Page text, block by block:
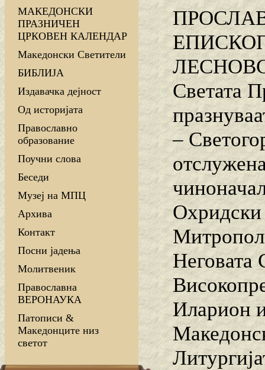
МАКЕДОНСКИ
ПРАЗНИЧЕН
ЦРКОВЕН КАЛЕНДАР
Македонски Светители
БИБЛИЈА
Издавачка дејност
Од историјата
Православно
образование
Поучни слова
Беседи
Музеј на МПЦ
Архива
Контакт
Посни јадења
Молитвеник
Православна
ВЕРОНАУКА
Патописи &
Македонците низ
светот
Светата
–
Охридски
Неговата
Иларион